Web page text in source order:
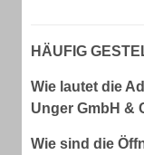
HÄUFIG
Wie lautet die
Unger GmbH &
Wie sind die